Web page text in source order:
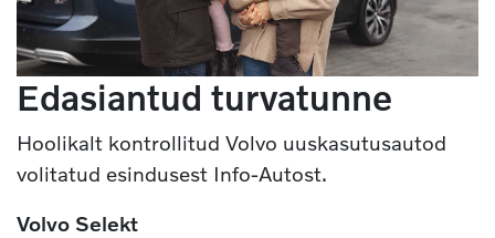
Edasiantud turvatunne
Hoolikalt kontrollitud Volvo uuskasutusautod
volitatud esindusest Info-Autost.
Volvo Selekt